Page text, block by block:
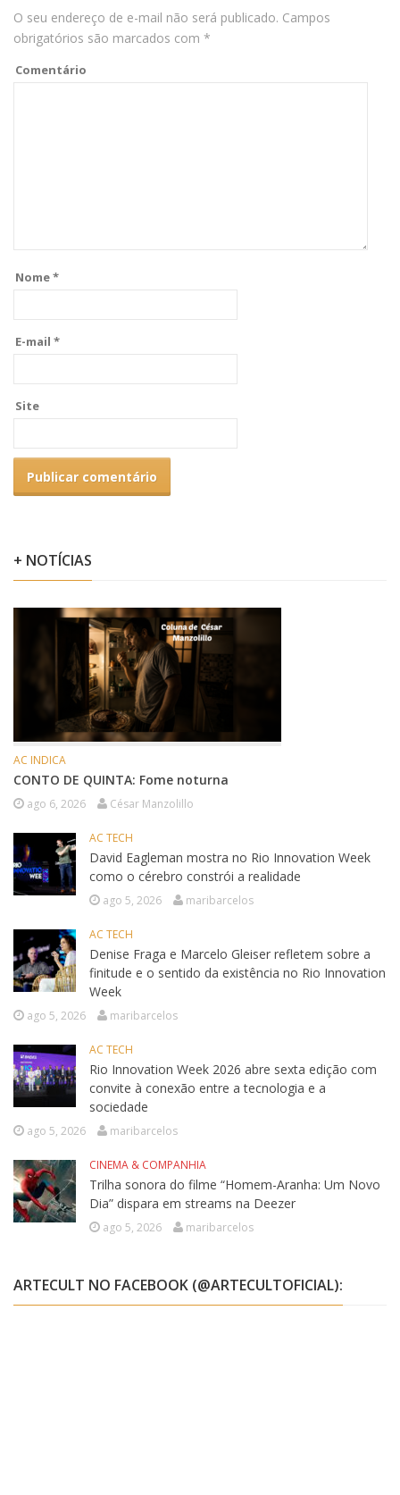
O seu endereço de e-mail não será publicado. Campos
obrigatórios são marcados com *
Comentário
Nome*
E-mail *
Site
+ NOTÍCIAS
AC INDICA
CONTO DE QUINTA: Fome noturna
ago 6, 2026 César Manzolillo
AC TECH
David Eagleman mostra no Rio Innovation Week
como o cérebro constrói a realidade
ago 5, 2026 maribarcelos
AC TECH
Denise Fraga e Marcelo Gleiser refletem sobre a
finitude e o sentido da existência no Rio Innovation
Week
ago 5, 2026 maribarcelos
AC TECH
Rio Innovation Week 2026 abre sexta edição com
convite à conexão entre a tecnologia e a
sociedade
ago 5, 2026 maribarcelos
CINEMA & COMPANHIA
Trilha sonora do filme “Homem-Aranha: Um Novo
Dia” dispara em streams na Deezer
ago 5, 2026 maribarcelos
ARTECULT NO FACEBOOK (@ARTECULTOFICIAL):